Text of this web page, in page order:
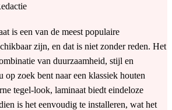
is een van de meest populaire
zijn, en dat is niet zonder reden. Het
van duurzaamheid, stijl en
op zoek bent naar een klassiek houten
tegel-look, laminaat biedt eindeloze
is het eenvoudig te installeren, wat het